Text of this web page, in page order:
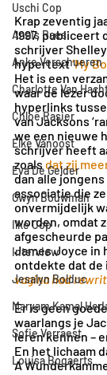
Uschi Cop
Anaïs Raes
Anke Verschueren
Charlotte Van
Chloë Rasier
Elke Vanoost
Eva De Gelder
Gwyn Bouwman
Ilke Cop
Interview
Jesalyn Bolduc
Maryam Kamal
Sofie Verraest
Louisa Bogaerts
Krap zeventig
1997, publiceert
schrijver
hypertext‘My
Het is een
waar de lezer
hyperlinks
van Jacksons
we een nieuwe
schrijver heeft
zoals dat zij
dan alle jongens
associatie die
onvermijdelijk
worden, omdat
afgescheurde
James Joyce in
ontdekte dat de
vagina had
Er is geen
waarlangs je
leren kennen –
En het lichaam
A